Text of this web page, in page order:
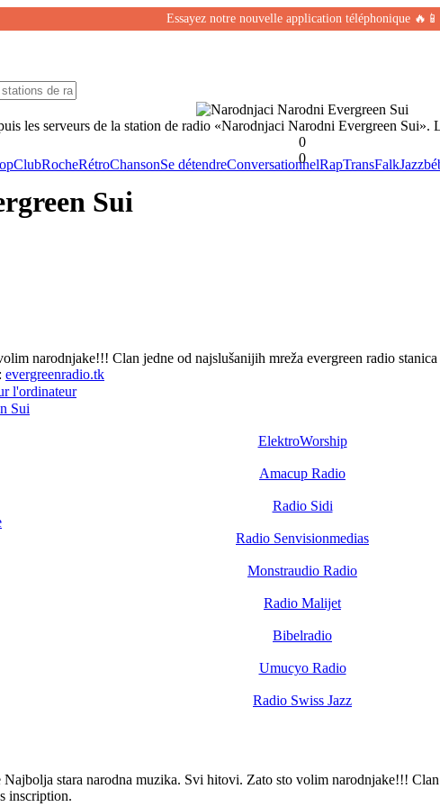
Essayez notre nouvelle application téléphonique 🔥📱
ClubRocheRétroChansonSe détendreConversationnelRapTransFalkJazz
les serveurs de la station de radio «Narodnjaci Narodni Evergreen
0
0
Sui
narodnjake!!! Clan jedne od najslušanijih mreža evergreen radio
evergreenradio.tk
l'ordinateur
Sui
ElektroWorship
Amacup Radio
Radio Sidi
Radio Senvisionmedias
Monstraudio Radio
Radio Malijet
Bibelradio
Umucyo Radio
Radio Swiss Jazz
stara narodna muzika. Svi hitovi. Zato sto volim narodnjake!!!
inscription.